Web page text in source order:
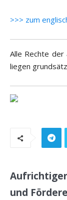
>>> zum
Alle Rechte der
liegen
und